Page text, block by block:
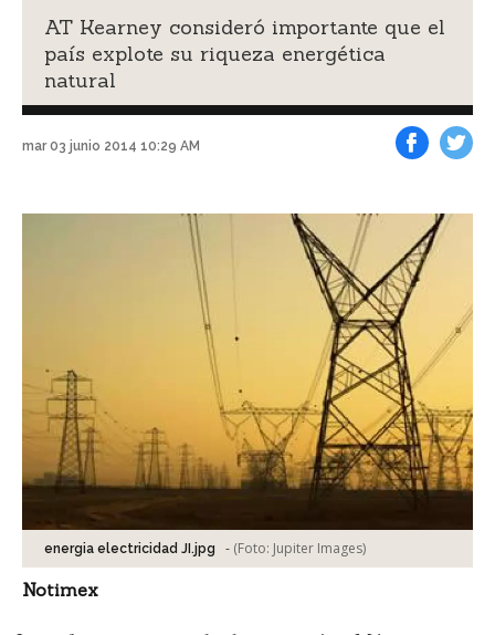
AT Kearney consideró importante que el
país explote su riqueza energética
natural
mar 03 junio 2014 10:29 AM
energia electricidad JI.jpg - (Foto: Jupiter Images)
Notimex